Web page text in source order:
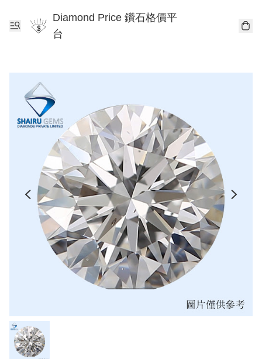
Diamond Price 鑽石格價平
台